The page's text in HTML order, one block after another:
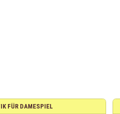
FÜR DAMESPIEL